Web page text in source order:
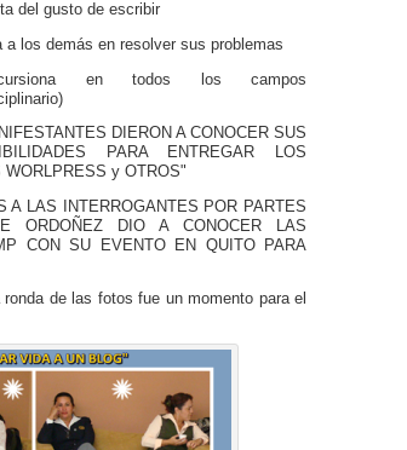
del gusto de escribir
a los demás en resolver sus problemas
en todos los campos
DIERON A CONOCER SUS
PARA ENTREGAR LOS
y OTROS"
A LAS INTERROGANTES POR PARTES
ORDOÑEZ DIO A CONOCER LAS
CON SU EVENTO EN QUITO PARA
de las fotos fue un momento para el